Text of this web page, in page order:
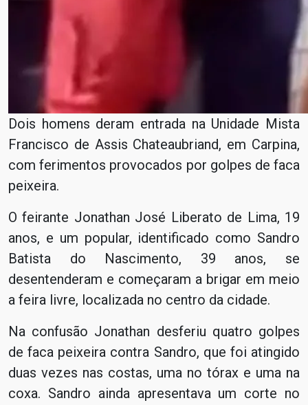
Dois homens deram entrada na Unidade Mista
Francisco de Assis Chateaubriand, em Carpina,
com ferimentos provocados por golpes de faca
peixeira.
O feirante Jonathan José Liberato de Lima, 19
anos, e um popular, identificado como Sandro
Batista do Nascimento, 39 anos, se
desentenderam e começaram a brigar em meio
a feira livre, localizada no centro da cidade.
Na confusão Jonathan desferiu quatro golpes
de faca peixeira contra Sandro, que foi atingido
duas vezes nas costas, uma no tórax e uma na
coxa. Sandro ainda apresentava um corte no